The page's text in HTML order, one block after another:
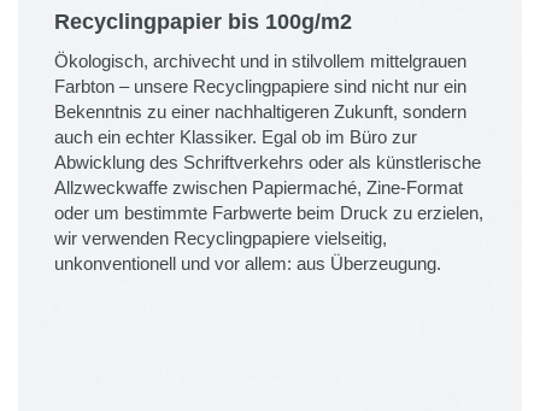
Recyclingpapier bis 100g/m2
Ökologisch, archivecht und in stilvollem mittelgrauen
Farbton – unsere Recyclingpapiere sind nicht nur ein
Bekenntnis zu einer nachhaltigeren Zukunft, sondern
auch ein echter Klassiker. Egal ob im Büro zur
Abwicklung des Schriftverkehrs oder als künstlerische
Allzweckwaffe zwischen Papiermaché, Zine-Format
oder um bestimmte Farbwerte beim Druck zu erzielen,
wir verwenden Recyclingpapiere vielseitig,
unkonventionell und vor allem: aus Überzeugung.